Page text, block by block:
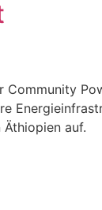
Community
auf.